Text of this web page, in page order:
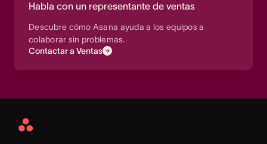
Habla con un representante de ventas
Descubre cómo Asana ayuda a los equipos a
colaborar sin problemas.
Contactar a Ventas
Asana